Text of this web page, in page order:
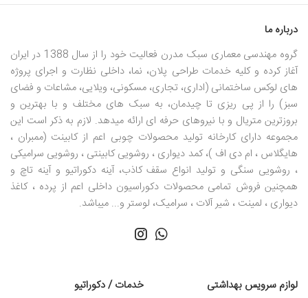
درباره ما
گروه مهندسی معماری سبک مدرن فعالیت خود را از سال 1388 در ایران
آغاز کرده و کلیه خدمات طراحی پلان، نما، داخلی نظارت و اجرای پروژه
های لوکس ساختمانی (اداری، تجاری، مسکونی، ویلایی، مشاعات و فضای
سبز) را از پی ریزی تا چیدمان، به سبک های مختلف و با بهترین و
بروزترین متریال و با نیروهای حرفه ای ارائه میدهد. لازم به ذکر است این
مجموعه دارای کارخانه تولید محصولات چوبی اعم از کابینت (ممبران ،
هایگلاس ، ام دی اف )، کمد دیواری ، روشویی کابینتی ، روشویی سرامیکی
، روشویی سنگی و تولید انواع سقف کاذب، آینه دکوراتیو و آینه تاچ و
همچنین فروش تمامی محصولات دکوراسیون داخلی اعم از پرده ، کاغذ
دیواری ، لمینت ، شیر آلات ، سرامیک، لوستر و... میباشد.
لوازم سرویس بهداشتی خدمات / دکوراتیو